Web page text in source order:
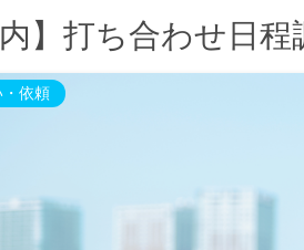
内】打ち合わせ日
・依頼